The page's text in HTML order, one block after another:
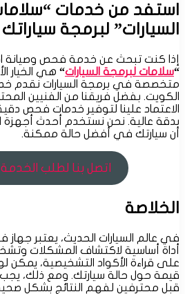
استفد من خدمات
السيارات” لبرمجة سياراتك
إذا كنت تبحث عن خدمة فحص وصيانة
“سلامات لبرمجة السيارات“ هي الخيار
متخصصة في برمجة السيارات نقدم
الكويت. بفضل فريقنا من الفنيين
الاعتماد علينا لتوفير خدمات فحص
بدقة عالية. نحن نستخدم أحدث أجهزة
أن سيارتك في أفضل حالة ممكنة.
اتصل بنا لطلب الخدمة 55001552
الخلاصة
في عالم السيارات الحديث، يعتبر جهاز
أداة أساسية لاكتشاف المشكلات
على قراءة الأكواد التشخيصية، يمكن
قيمة حول حالة سيارتك. ومع ذلك،
قبل محترفين لفهم النتائج بشكل صحيح